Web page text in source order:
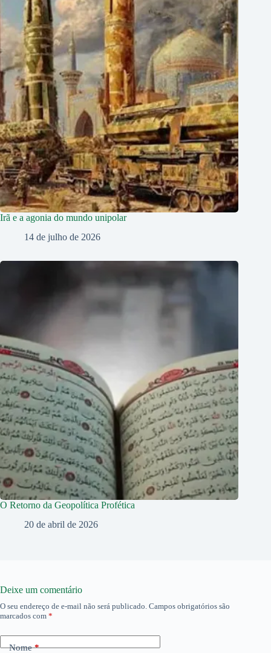
Irã e a agonia do mundo unipolar
14 de julho de 2026
O Retorno da Geopolítica Profética
20 de abril de 2026
Deixe um comentário
O seu endereço de e-mail não será publicado. Campos obrigatórios são
marcados com *
Nome*